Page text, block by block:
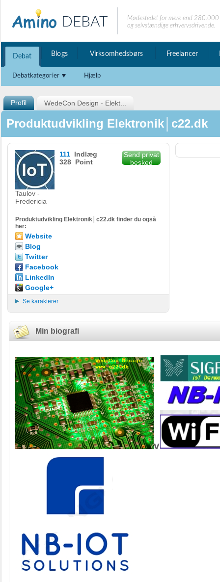
DEBAT
Mødestedet for mere end
og selvstændige erhvervsdrivende.
Debat Blogs Virksomhedsbørs Freelancer
Debatkategorier Hjælp
Profil WedeCon Design - Elekt...
Produktudvikling Elektronik│c22.dk
Taulov -
Fredericia
111 Indlæg
328 Point
Send privat
besked
Produktudvikling Elektronik│c22.dk finder du også
her:
Website
Blog
Twitter
Facebook
LinkedIn
Google+
Se karakterer
Min biografi
v